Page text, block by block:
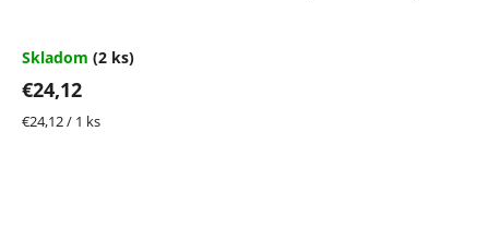
Skladom (2 ks)
€24,12
Jednotková
€24,12 / 1 ks